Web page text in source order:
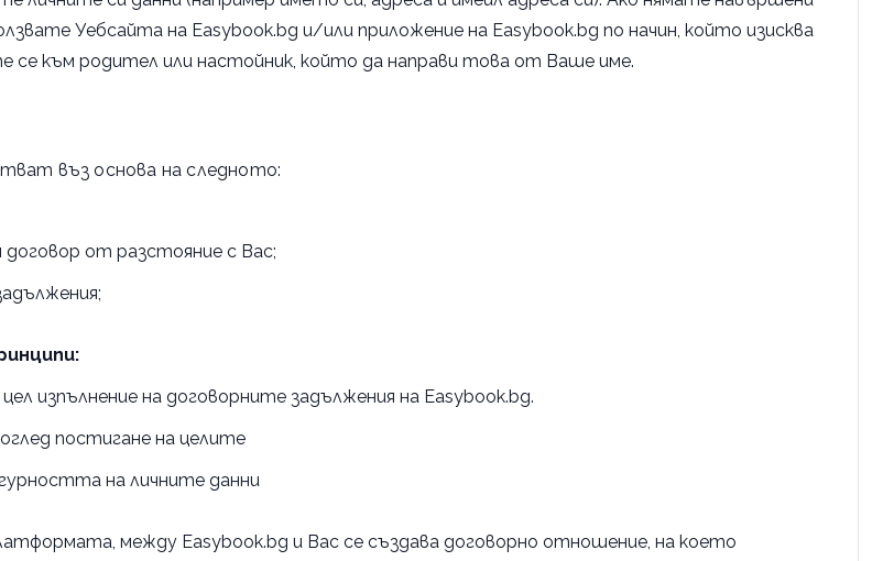
Уебсайта на Easybook.bg и/или приложение на Easybook.bg по начин, който изисква
се към родител или настойник, който да направи това от Ваше име.
въз основа на следното:
договор от разстояние с Вас;
изпълнение на договорните задължения на Easybook.bg.
постигане на целите
на личните данни
между Easybook.bg и Вас се създава договорно отношение, на което